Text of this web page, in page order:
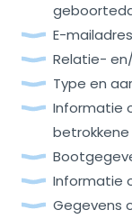
E-
Relatie-
Type en
Informatie
Informatie
Gegevens